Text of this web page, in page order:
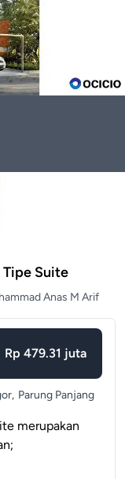
Tipe Suite
Anas M Arif
Rp 479.31 juta
Parung Panjang
merupakan